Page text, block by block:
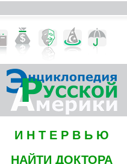
И Н Т Е Р В Ь Ю
НАЙТИ ДОКТОРА